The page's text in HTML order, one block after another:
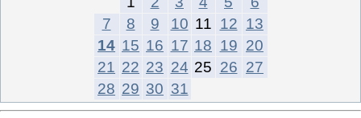
7
8 9 10 11 12 13
14 15 16 17 18 19 20
21 22 23 24 25 26 27
28 29 30 31